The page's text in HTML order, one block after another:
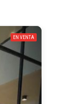
EN VENTA